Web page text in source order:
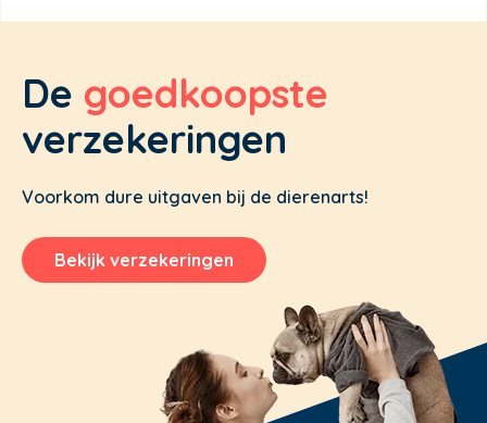
De goedkoopste
verzekeringen
Voorkom dure uitgaven bij de dierenarts!
Bekijk verzekeringen